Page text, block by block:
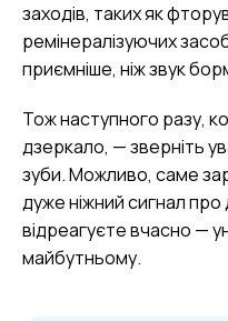
заходів, таких як
ремінералізуючих
приємніше, ніж звук
Тож наступного разу,
дзеркало, — зверніть
зуби. Можливо, саме
дуже ніжний сигнал
відреагуєте вчасно —
майбутньому.